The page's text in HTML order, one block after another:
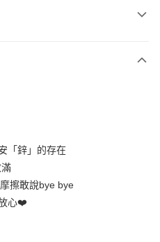
「鋅」的存在
擦敢說bye bye
心❤️